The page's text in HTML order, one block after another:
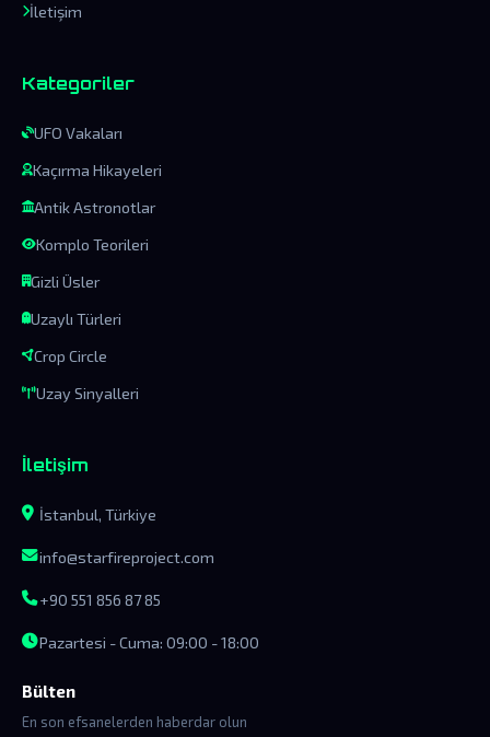
İletişim
Kategoriler
UFO Vakaları
Kaçırma Hikayeleri
Antik Astronotlar
Komplo Teorileri
Gizli Üsler
Uzaylı Türleri
Crop Circle
Uzay Sinyalleri
İletişim
İstanbul, Türkiye
info@starfireproject.com
+90 551 856 87 85
Pazartesi - Cuma: 09:00 - 18:00
Bülten
En son efsanelerden haberdar olun